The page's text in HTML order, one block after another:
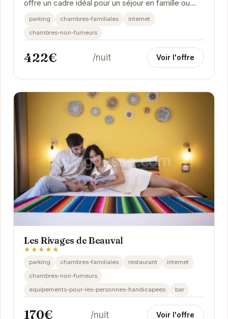
offre un cadre idéal pour un séjour en famille ou
entre amis. Détendez-vous dans le jacuzzi après...
parking chambres-familiales
internet
chambres-non-fumeurs
422€ /nuit Voir l'offre
Les Rivages de Beauval
★★★★★
parking chambres-familiales restaurant
internet
chambres-non-fumeurs
equipements-pour-les-personnes-handicapees
bar
170€ /nuit Voir l'offre